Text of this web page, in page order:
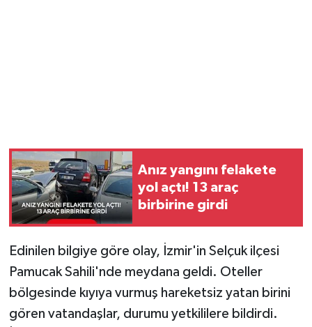
Anız yangını felakete
yol açtı! 13 araç
birbirine girdi
Edinilen bilgiye göre olay, İzmir'in Selçuk ilçesi
Pamucak Sahili'nde meydana geldi. Oteller
bölgesinde kıyıya vurmuş hareketsiz yatan birini
gören vatandaşlar, durumu yetkililere bildirdi.